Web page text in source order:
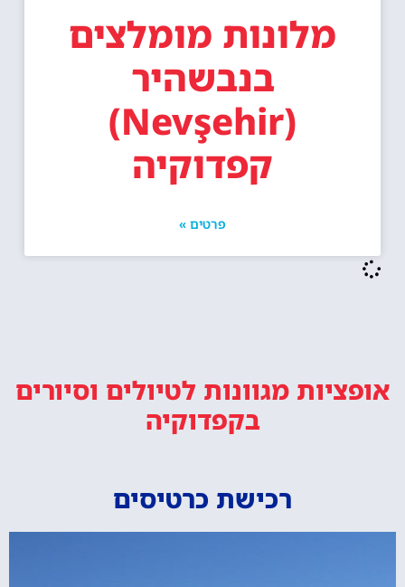
מלונות מומלצים
בנבשהיר
(Nevşehir)
קפדוקיה
פרטים »
אופציות מגוונות לטיולים וסיורים
בקפדוקיה
רכישת כרטיסים